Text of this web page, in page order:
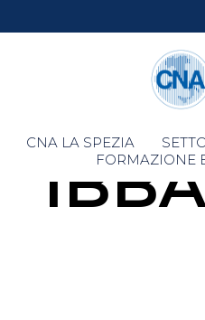
CNA LA SPEZIA
FORMAZIONE